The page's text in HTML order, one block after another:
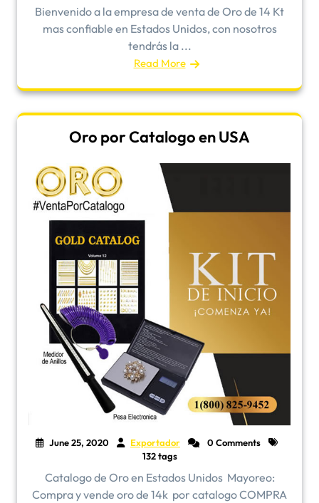
Bienvenido a la empresa de venta de Oro de 14 Kt
mas confiable en Estados Unidos, con nosotros
tendrás la ...
Read More
Oro por Catalogo en USA
June 25, 2020 Exportador
0 Comments
132 tags
Catalogo de Oro en Estados Unidos ​Mayoreo:
Compra y vende oro de 14k por catalogo COMPRA